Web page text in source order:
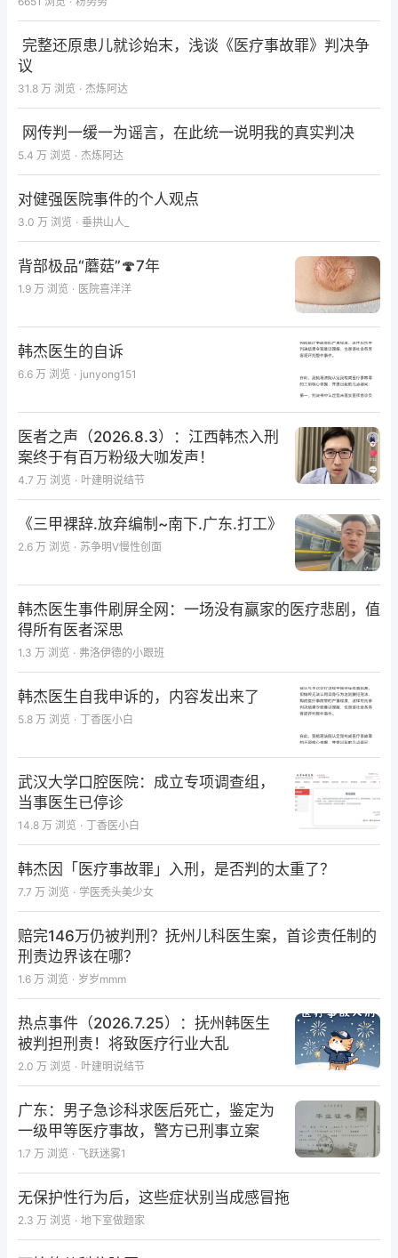
完整还原患儿就诊始末，浅谈《医疗事故罪》判决争
议
31.8 万 浏览 · 杰炼阿达
网传判一缓一为谣言，在此统一说明我的真实判决
5.4 万 浏览 · 杰炼阿达
对健强医院事件的个人观点
3.0 万 浏览 · 垂拱山人_
背部极品“蘑菇”🍄7年
1.9 万 浏览 · 医院喜洋洋
韩杰医生的自诉
6.6 万 浏览 · junyong151
医者之声（2026.8.3）：江西韩杰入刑
案终于有百万粉级大咖发声！
4.7 万 浏览 · 叶建明说结节
《三甲裸辞.放弃编制~南下.广东.打工》
2.6 万 浏览 · 苏争明V慢性创面
韩杰医生事件刷屏全网：一场没有赢家的医疗悲剧，值
得所有医者深思
1.3 万 浏览 · 弗洛伊德的小跟班
韩杰医生自我申诉的，内容发出来了
5.8 万 浏览 · 丁香医小白
武汉大学口腔医院：成立专项调查组，
当事医生已停诊
14.8 万 浏览 · 丁香医小白
韩杰因「医疗事故罪」入刑，是否判的太重了？
7.7 万 浏览 · 学医秃头美少女
赔完146万仍被判刑？抚州儿科医生案，首诊责任制的
刑责边界该在哪？
1.6 万 浏览 · 岁岁mmm
热点事件（2026.7.25）：抚州韩医生
被判担刑责！将致医疗行业大乱
2.0 万 浏览 · 叶建明说结节
广东：男子急诊科求医后死亡，鉴定为
一级甲等医疗事故，警方已刑事立案
1.7 万 浏览 · 飞跃迷雾1
无保护性行为后，这些症状别当成感冒拖
2.3 万 浏览 · 地下室做题家